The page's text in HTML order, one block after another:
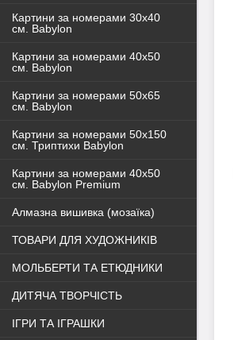
Картини за номерами 30х40
см. Babylon
Картини за номерами 40х50
см. Babylon
Картини за номерами 50х65
см. Babylon
Картини за номерами 50х150
см. Триптихи Babylon
Картини за номерами 40х50
см. Babylon Premium
Алмазна вишивка (мозаїка)
ТОВАРИ ДЛЯ ХУДОЖНИКІВ
МОЛЬБЕРТИ ТА ЕТЮДНИКИ
ДИТЯЧА ТВОРЧІСТЬ
ІГРИ ТА ІГРАШКИ